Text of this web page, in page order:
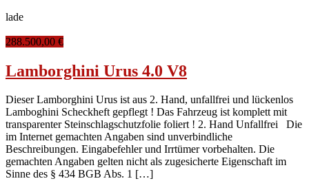
lade
288.500,00 €
Lamborghini Urus 4.0 V8
Dieser Lamborghini Urus ist aus 2. Hand, unfallfrei und lückenlos
Lamboghini Scheckheft gepflegt ! Das Fahrzeug ist komplett mit
transparenter Steinschlagschutzfolie foliert ! 2. Hand Unfallfrei Die
im Internet gemachten Angaben sind unverbindliche
Beschreibungen. Eingabefehler und Irrtümer vorbehalten. Die
gemachten Angaben gelten nicht als zugesicherte Eigenschaft im
Sinne des § 434 BGB Abs. 1 […]